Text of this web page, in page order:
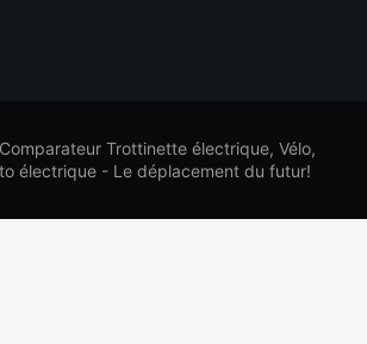
Trottinette électrique, Vélo,
électrique - Le déplacement du futur!